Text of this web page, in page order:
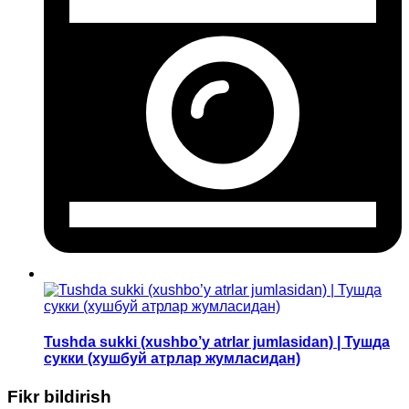
Tushda sukki (xushbo’y atrlar jumlasidan) | Тушда
сукки (хушбуй атрлар жумласидан)
Fikr bildirish